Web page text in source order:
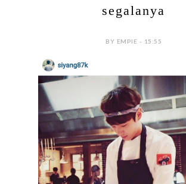
segalanya
BY EMPIE - 15:55